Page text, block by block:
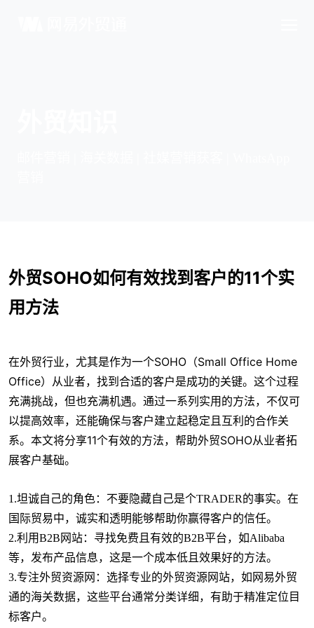
外贸SOHO如何有效找到客户的11个实
用方法
在外贸行业，尤其是作为一个SOHO（Small Office Home
Office）从业者，找到合适的客户是成功的关键。这个过程
充满挑战，但也充满机遇。通过一系列实用的方法，不仅可
以提高效率，还能确保与客户建立起稳定且互利的合作关
系。本文将分享11个有效的方法，帮助外贸SOHO从业者拓
展客户基础。
1.坦诚自己的角色：不要隐藏自己是个TRADER的事实。在
国际贸易中，诚实和透明能够帮助你赢得客户的信任。
2.利用B2B网站：寻找免费且有效的B2B平台，如Alibaba
等，发布产品信息，这是一个成本低且效果好的方法。
3.专注外贸资源网：选择专业的外贸资源网站，如网易外贸
通的海关数据，这些平台通常分类详细，有助于精准定位目
标客户。